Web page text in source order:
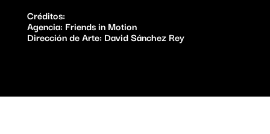
Créditos:
Agencia: Friends in Motion
Dirección de Arte: David Sánchez Rey